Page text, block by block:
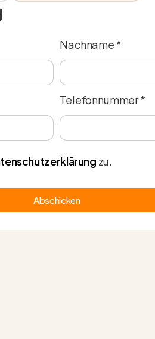
Nachname *
Telefonnummer *
zu.
Abschicken